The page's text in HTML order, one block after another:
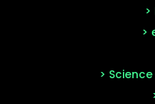
>
>
>